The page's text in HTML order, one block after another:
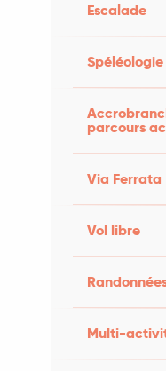
Escalade
Spéléologie
parcours
Via Ferrata
Vol libre
Multi-